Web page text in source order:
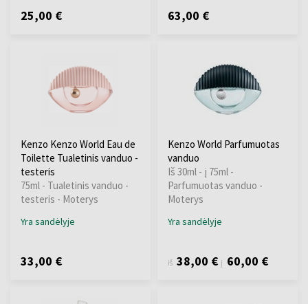
25,00 € 63,00 €
Kenzo Kenzo World Eau de
Toilette Tualetinis vanduo -
testeris
75ml - Tualetinis vanduo -
testeris - Moterys
Yra sandėlyje
33,00 €
Kenzo World Parfumuotas
vanduo
Iš 30ml - į 75ml -
Parfumuotas vanduo -
Moterys
Yra sandėlyje
iš 38,00 € į 60,00 €